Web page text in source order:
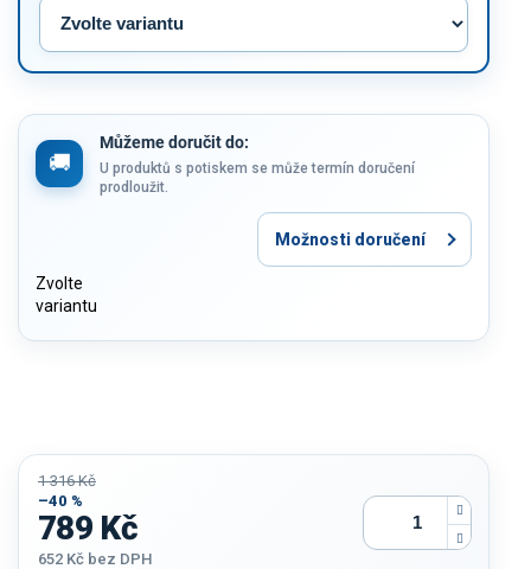
Můžeme doručit do:
Zvolte
variantu
U produktů s potiskem se může termín doručení
prodloužit.
Možnosti doručení
1 316 Kč
–40 %
789 Kč
652 Kč bez DPH